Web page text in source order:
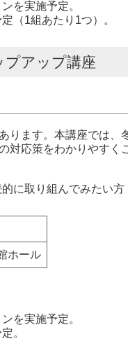
を実施予定。
（1組あたり1つ）。
プアップ講座
ります。本講座では、
対応策をわかりやすく
に取り組んでみたい方
ホール
を実施予定。
。